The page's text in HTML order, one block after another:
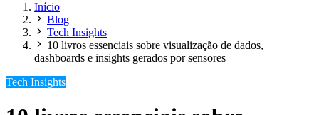
Início
Blog
Tech Insights
10 livros essenciais sobre visualização de dados,
dashboards e insights gerados por sensores
Tech Insights